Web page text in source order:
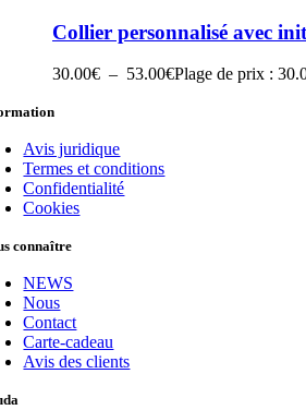
Collier personnalisé avec
30.00€ – 53.00€Plage de prix :
Avis juridique
Termes et conditions
Confidentialité
Cookies
connaître
NEWS
Nous
Contact
Carte-cadeau
Avis des clients